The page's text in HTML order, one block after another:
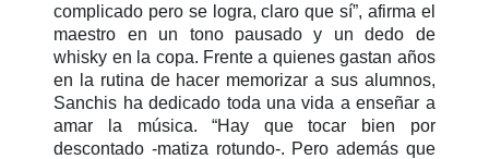
complicado pero se logra, claro que sí”, afirma el
maestro en un tono pausado y un dedo de
whisky en la copa. Frente a quienes gastan años
en la rutina de hacer memorizar a sus alumnos,
Sanchis ha dedicado toda una vida a enseñar a
amar la música. “Hay que tocar bien por
descontado -matiza rotundo-. Pero además que